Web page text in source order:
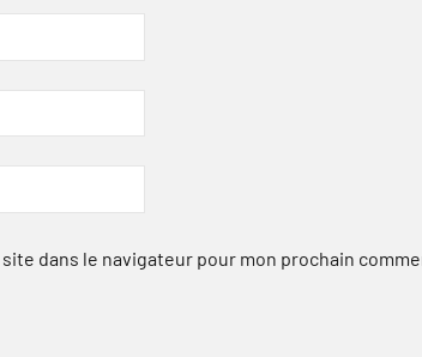
dans le navigateur pour mon prochain